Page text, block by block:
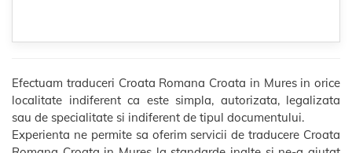
Efectuam traduceri Croata Romana Croata in Mures in orice
localitate indiferent ca este simpla, autorizata, legalizata
sau de specialitate si indiferent de tipul documentului.
Experienta ne permite sa oferim servicii de traducere Croata